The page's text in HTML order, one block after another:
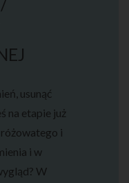
usunąć
na etapie już
i
i w
W